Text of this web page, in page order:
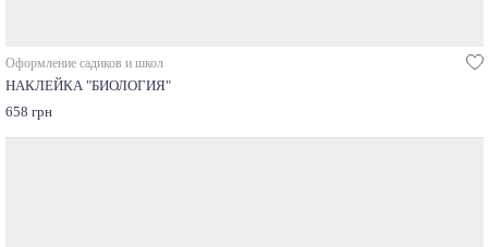
Оформление садиков и школ
НАКЛЕЙКА "БИОЛОГИЯ"
658 грн